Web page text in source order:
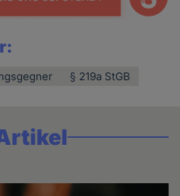
§ 219a StGB